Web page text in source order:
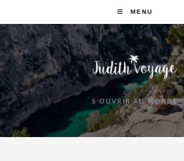
MENU
S'OUVRIR AU MONDE